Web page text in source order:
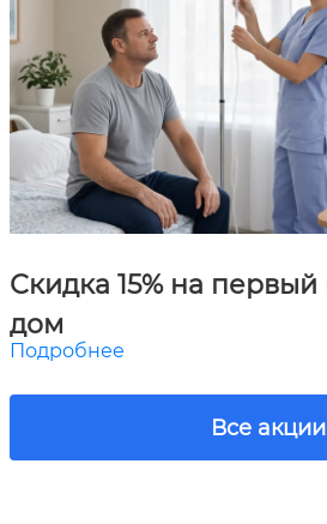
Скидка 15% на
дом
Подробнее
Все акции